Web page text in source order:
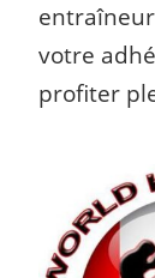
votre
profiter